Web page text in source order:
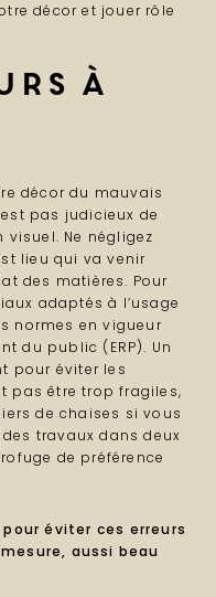
décor et jouer rôle
à
décor du mauvais
pas judicieux de
Ne négligez
lieu qui va venir
des matières. Pour
adaptés à l’usage
normes en vigueur
du public (ERP). Un
pour éviter les
pas être trop fragiles,
de chaises si vous
travaux dans deux
de préférence
éviter ces erreurs
aussi beau